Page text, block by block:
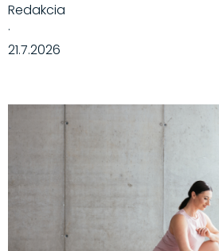
Redakcia
·
21.7.2026